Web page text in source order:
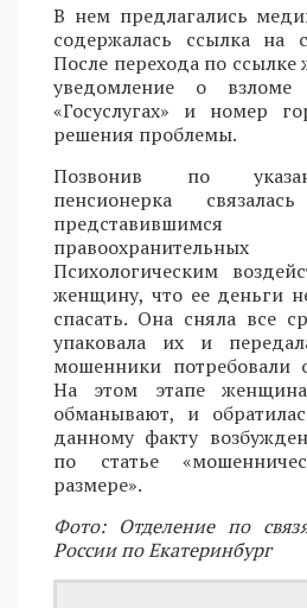
В нем предлагались
содержалась ссылка на
После перехода по
уведомление о
«Госуслугах» и номер
решения проблемы.
Позвонив по
пенсионерка
представившимся
Психологическим
женщину, что ее деньги
спасать. Она сняла все
упаковала их и
мошенники потребовали
На этом этапе
обманывают, и
данному факту
по статье
размере».
Фото: Отделение по
России по Екатеринбург